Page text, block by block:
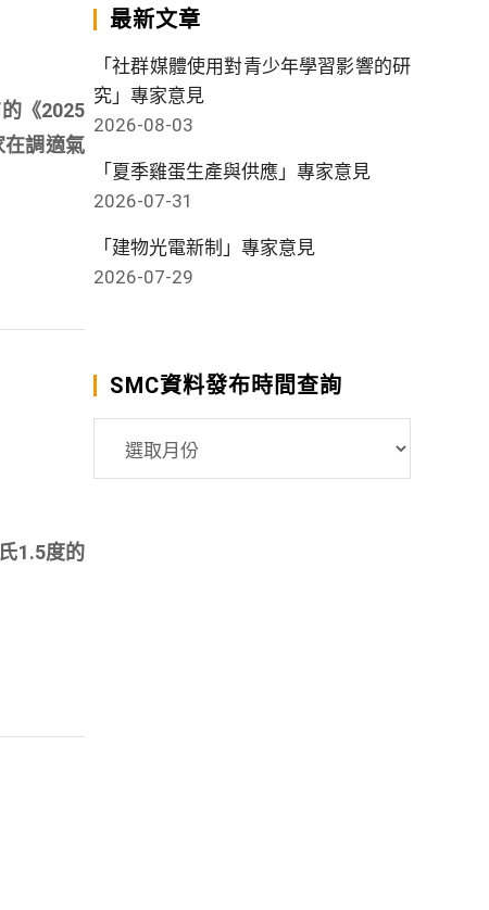
《2025
調適氣
1.5度的
最新文章
「社群媒體使用對青少年學習影響的研
究」專家意見
2026-08-03
「夏季雞蛋生產與供應」專家意見
2026-07-31
「建物光電新制」專家意見
2026-07-29
SMC資料發布時間查詢